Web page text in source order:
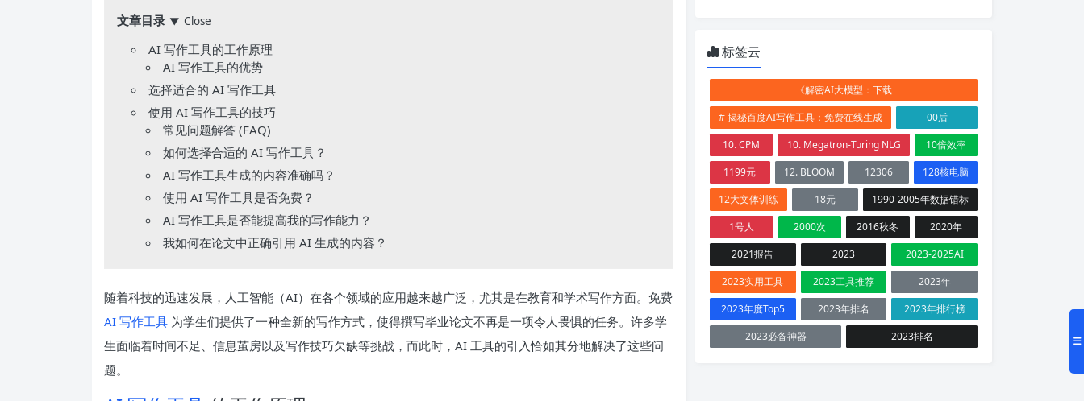
文章目录 ▼ Close
AI 写作工具的工作原理
AI 写作工具的优势
选择适合的 AI 写作工具
使用 AI 写作工具的技巧
常见问题解答 (FAQ)
如何选择合适的 AI 写作工具？
AI 写作工具生成的内容准确吗？
使用 AI 写作工具是否免费？
AI 写作工具是否能提高我的写作能力？
我如何在论文中正确引用 AI 生成的内容？
随着科技的迅速发展，人工智能（AI）在各个领域的应用越来越广泛，尤其是在教育和学术写作方面。免费
AI 写作工具 为学生们提供了一种全新的写作方式，使得撰写毕业论文不再是一项令人畏惧的任务。许多学
生面临着时间不足、信息茧房以及写作技巧欠缺等挑战，而此时，AI 工具的引入恰如其分地解决了这些问
题。
标签云
《解密AI大模型：下载
# 揭秘百度AI写作工具：免费在线生成
00后
10. CPM
10. Megatron-Turing NLG
10倍效率
1199元
12. BLOOM 12306
128核电脑
12大文体训练
18元
1990-2005年数据错标
1号人
2000次 2016秋冬
2020年
2021报告
2023
2023-2025AI
2023实用工具
2023工具推荐
2023年
2023年度Top5
2023年排名
2023年排行榜
2023必备神器
2023排名